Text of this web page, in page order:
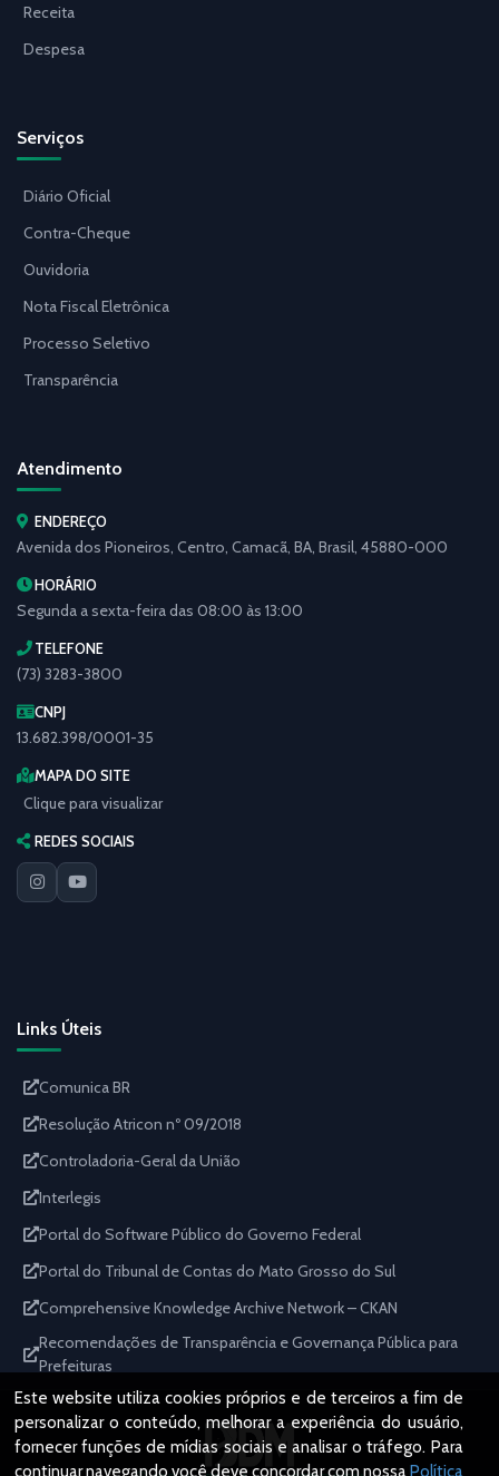
Receita
Despesa
Serviços
Diário Oficial
Contra-Cheque
Ouvidoria
Nota Fiscal Eletrônica
Processo Seletivo
Transparência
Atendimento
ENDEREÇO
Avenida dos Pioneiros, Centro, Camacã, BA, Brasil, 45880-000
HORÁRIO
Segunda a sexta-feira das 08:00 às 13:00
TELEFONE
(73) 3283-3800
CNPJ
13.682.398/0001-35
MAPA DO SITE
Clique para visualizar
REDES SOCIAIS
Links Úteis
Comunica BR
Resolução Atricon nº 09/2018
Controladoria-Geral da União
Interlegis
Portal do Software Público do Governo Federal
Portal do Tribunal de Contas do Mato Grosso do Sul
Comprehensive Knowledge Archive Network – CKAN
Recomendações de Transparência e Governança Pública para
Prefeituras
Este website utiliza cookies próprios e de terceiros a fim de
personalizar o conteúdo, melhorar a experiência do usuário,
fornecer funções de mídias sociais e analisar o tráfego. Para
continuar navegando você deve concordar com nossa Política